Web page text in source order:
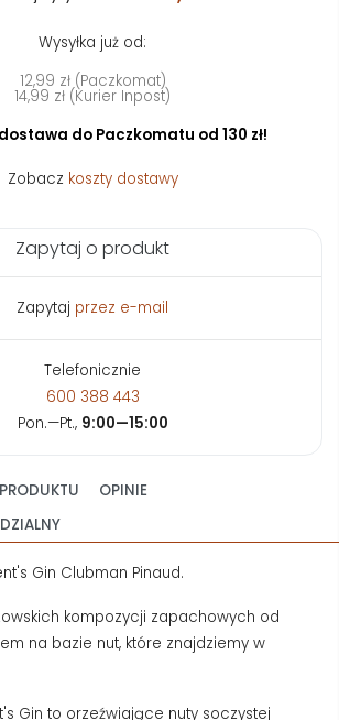
Wysyłka już od:
12,99 zł (Paczkomat)
14,99 zł (Kurier Inpost)
do Paczkomatu od 130 zł!
Zobacz koszty dostawy
Zapytaj o produkt
Zapytaj przez e-mail
Telefonicznie
600 388 443
Pon.—Pt., 9:00—15:00
OPINIE
Gin Clubman Pinaud.
kompozycji zapachowych od
na bazie nut, które znajdziemy w
Gin to orzeźwiające nuty soczystej